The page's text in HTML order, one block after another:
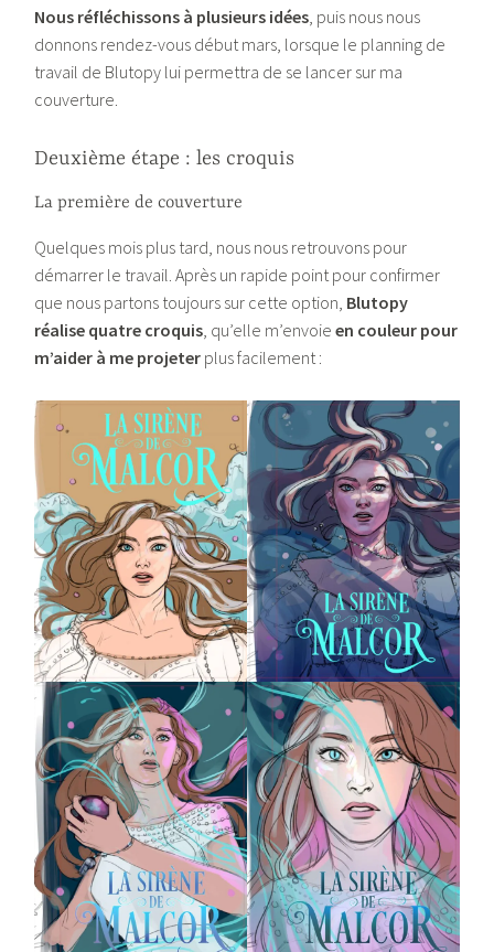
Nous réfléchissons à plusieurs idées , puis nous nous
donnons rendez-vous début mars, lorsque le planning de
travail de Blutopy lui permettra de se lancer sur ma
couverture.
Deuxième étape : les croquis
La première de couverture
Quelques mois plus tard, nous nous retrouvons pour
démarrer le travail. Après un rapide point pour confirmer
que nous partons toujours sur cette option, Blutopy
réalise quatre croquis , qu’elle m’envoieen couleur pour
m’aider à me projeter plus facilement :